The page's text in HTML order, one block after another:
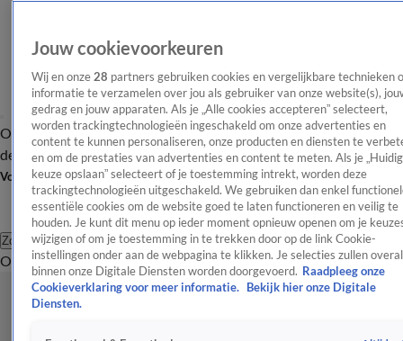
OverzichtAfleveringen Entertainment TV Algemeen
Tip
de redactieNieuwsbrief
Volg Shownieuws
Zoeken
OverzichtEntertainmentSpraakmakendRealityCrimeVideo's
Jouw cookievoorkeuren
Wij en onze 28 partners gebruiken cookies en vergelijkbare technieken
informatie te verzamelen over jou als gebruiker van onze website(s),
gedrag en jouw apparaten. Als je „Alle cookies accepteren” selecteert,
worden trackingtechnologieën ingeschakeld om onze advertenties en
content te kunnen personaliseren, onze producten en diensten te
en om de prestaties van advertenties en content te meten. Als je
keuze opslaan” selecteert of je toestemming intrekt, worden deze
trackingtechnologieën uitgeschakeld. We gebruiken dan enkel
essentiële cookies om de website goed te laten functioneren en veilig te
houden. Je kunt dit menu op ieder moment opnieuw openen om je
wijzigen of om je toestemming in te trekken door op de link Cookie-
instellingen onder aan de webpagina te klikken. Je selecties zullen overal
binnen onze Digitale Diensten worden doorgevoerd. Raadpleeg onze
Cookieverklaring voor meer informatie.
Bekijk hier onze Digitale
Diensten.